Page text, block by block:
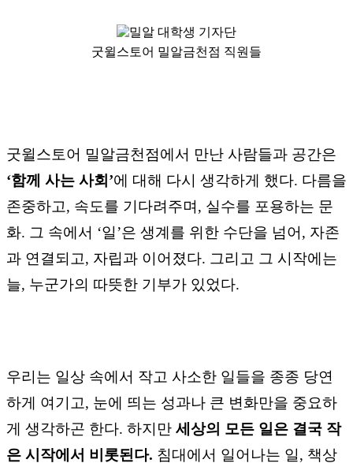
굿윌스토어 밀알금천점 직원들
굿윌스토어 밀알금천점에서 만난 사람들과 공간은
‘함께 사는 사회’에 대해 다시 생각하게 했다. 다름을
존중하고, 속도를 기다려주며, 실수를 포용하는 문
화. 그 속에서 ‘일’은 생계를 위한 수단을 넘어, 자존
과 연결되고, 자립과 이어졌다. 그리고 그 시작에는
늘, 누군가의 따뜻한 기부가 있었다.
우리는 일상 속에서 작고 사소한 일들을 종종 당연
하게 여기고, 눈에 띄는 성과나 큰 변화만을 중요하
게 생각하곤 한다. 하지만 세상의 모든 일은 결국 작
은 시작에서 비롯된다. 침대에서 일어나는 일, 책상